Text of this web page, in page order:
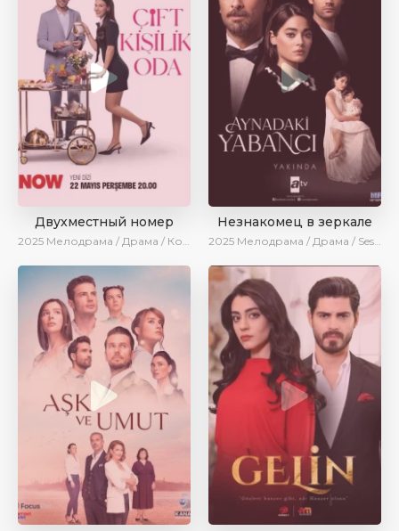
Двухместный номер
2025 Мелодрама / Драма / Комедия / Новинки / Сериалы 2025
Незнакомец в зеркале
2025 Мелодрама / Драма / SesDizi / AlisaDirilis / Новинки / Сериалы 2025